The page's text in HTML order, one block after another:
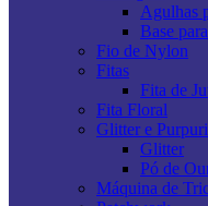
Agulhas
Base
Fio de Nylon
Fitas
Fita de
Fita Floral
Glitter e
Glitter
Pó de
Máquina de